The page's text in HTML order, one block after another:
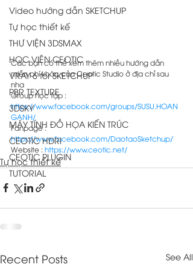
Video hướng dẫn SKETCHUP
Tự học thiết kế
THƯ VIỆN 3DSMAX
HỌC VIÊN CEOTIC
VRAY 6 for SKETCHUP
PBR TEXTURE
3DSKY
MÁY TÍNH ĐỒ HỌA KIẾN TRÚC
CEOTIC HDRI
CEOTIC PLUGIN
TUTORIAL
Các bạn có thể xem thêm nhiều hướng dẫn
miễn phí khác của Ceotic Studio ở địa chỉ sau
nha
Group học tập :
https://www.facebook.com/groups/SUSU.HOAN
GANH/
Fanpage :
https://www.facebook.com/DaotaoSketchup/
Website : https://www.ceotic.net/
Tự học thiết kế
Recent Posts See All